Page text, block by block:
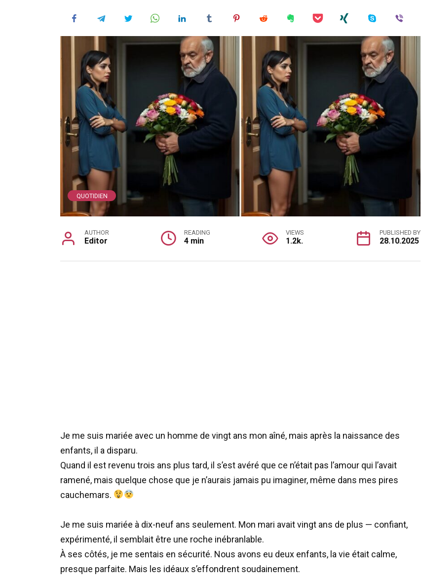
QUOTIDIEN
AUTHOR
Editor
READING
4 min
VIEWS
1.2k.
PUBLISHED BY
28.10.2025
Je me suis mariée avec un homme de vingt ans mon aîné, mais après la naissance des
enfants, il a disparu.
Quand il est revenu trois ans plus tard, il s’est avéré que ce n’était pas l’amour qui l’avait
ramené, mais quelque chose que je n’aurais jamais pu imaginer, même dans mes pires
cauchemars.
Je me suis mariée à dix-neuf ans seulement. Mon mari avait vingt ans de plus — confiant,
expérimenté, il semblait être une roche inébranlable.
À ses côtés, je me sentais en sécurité. Nous avons eu deux enfants, la vie était calme,
presque parfaite. Mais les idéaux s’effondrent soudainement.